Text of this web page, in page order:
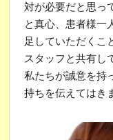
対が必要だと思っ
と真心、患者様一
足していただくこ
スタッフと共有し
私たちが誠意を持
持ちを伝えてはき